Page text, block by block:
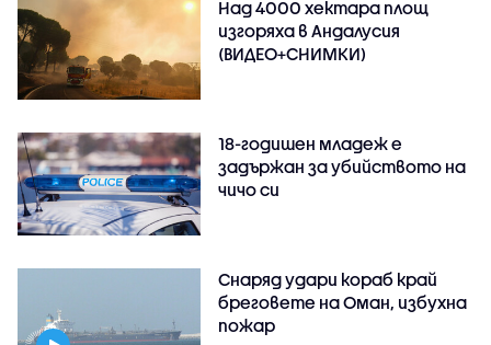
Над 4000 хектара площ
изгоряха в Андалусия
(ВИДЕО+СНИМКИ)
18-годишен младеж е
задържан за убийството на
чичо си
Снаряд удари кораб край
бреговете на Оман, избухна
пожар